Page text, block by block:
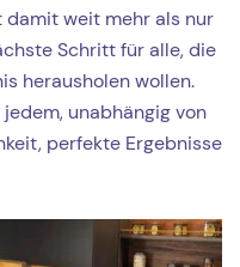
damit weit mehr als nur
Schritt für alle, die
herausholen wollen.
unabhängig von
perfekte Ergebnisse